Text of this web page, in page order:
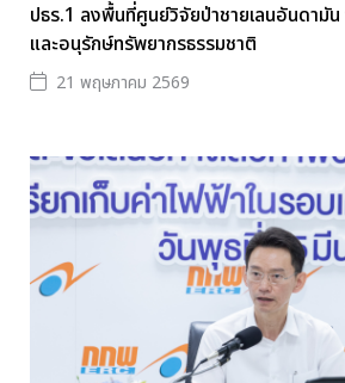
ปธร.1 ลงพื้นที่ศูนย์วิจัยป่าชายเลนอันดามัน
และอนุรักษ์ทรัพยากรธรรมชาติ
21 พฤษภาคม 2569